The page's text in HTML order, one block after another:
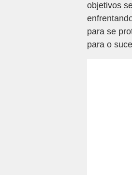
objetivos
para se
para o